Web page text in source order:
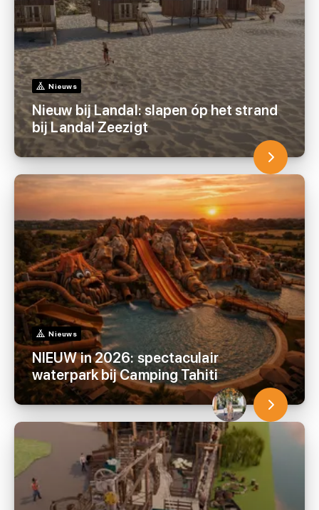
Nieuws
Nieuw bij Landal: slapen óp het strand
bij Landal Zeezigt
Nieuws
NIEUW in 2026: spectaculair
waterpark bij Camping Tahiti